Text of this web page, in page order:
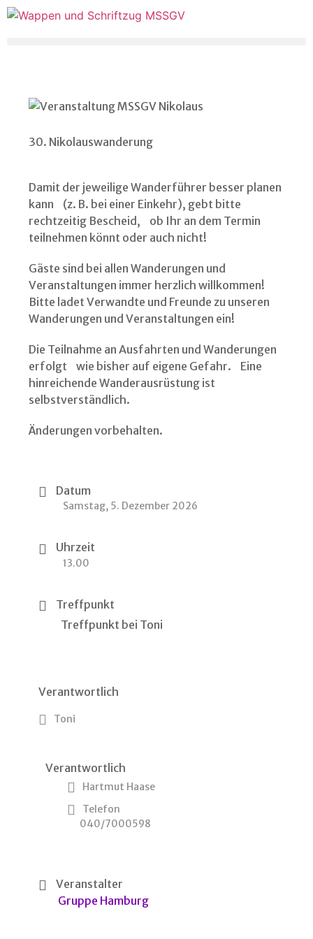
30. Nikolauswanderung
Damit der jeweilige Wanderführer besser planen
kann (z. B. bei einer Einkehr), gebt bitte
rechtzeitig Bescheid, ob Ihr an dem Termin
teilnehmen könnt oder auch nicht!
Gäste sind bei allen Wanderungen und
Veranstaltungen immer herzlich willkommen!
Bitte ladet Verwandte und Freunde zu unseren
Wanderungen und Veranstaltungen ein!
Die Teilnahme an Ausfahrten und Wanderungen
erfolgt wie bisher auf eigene Gefahr. Eine
hinreichende Wanderausrüstung ist
selbstverständlich.
Änderungen vorbehalten.
Datum
Samstag, 5. Dezember 2026
Uhrzeit
13.00
Treffpunkt
Treffpunkt bei Toni
Verantwortlich
Toni
Verantwortlich
Hartmut Haase
Telefon
040/7000598
Veranstalter
Gruppe Hamburg